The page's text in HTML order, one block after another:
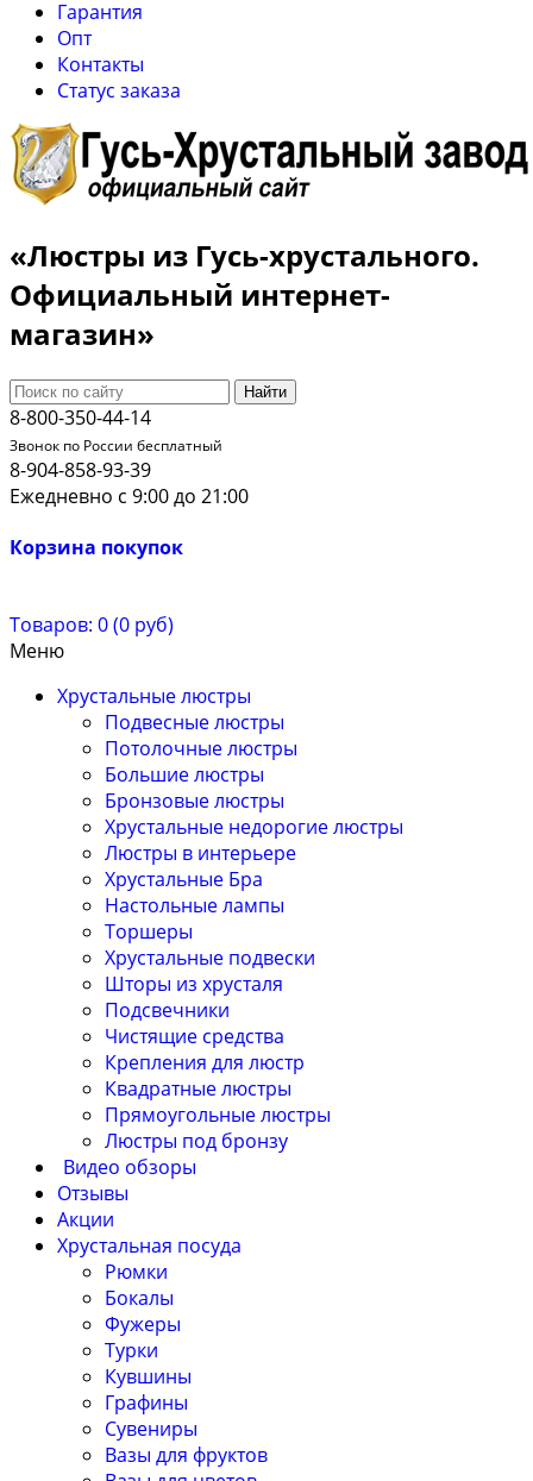
Гарантия
Опт
Контакты
Cтатус заказа
«Люстры из Гусь-хрустального.
Официальный интернет-
магазин»
Найти
8-800-350-44-14
Звонок по России бесплатный
8-904-858-93-39
Ежедневно с 9:00 до 21:00
Корзина покупок
Товаров: 0 (0 руб)
Меню
Хрустальные люстры
Подвесные люстры
Потолочные люстры
Большие люстры
Бронзовые люстры
Хрустальные недорогие люстры
Люстры в интерьере
Хрустальные Бра
Настольные лампы
Торшеры
Хрустальные подвески
Шторы из хрусталя
Подсвечники
Чистящие средства
Крепления для люстр
Квадратные люстры
Прямоугольные люстры
Люстры под бронзу
Видео обзоры
Отзывы
Акции
Хрустальная посуда
Рюмки
Бокалы
Фужеры
Турки
Кувшины
Графины
Сувениры
Вазы для фруктов